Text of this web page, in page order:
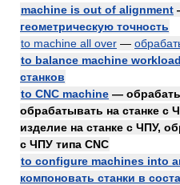
machine is out of alignment
геометрическую точность
to machine all over —
to balance machine
станков
to CNC machine —
обрабатывать на станке с
изделие на станке с ЧПУ,
с ЧПУ типа CNC
to configure machines into
компоновать станки в